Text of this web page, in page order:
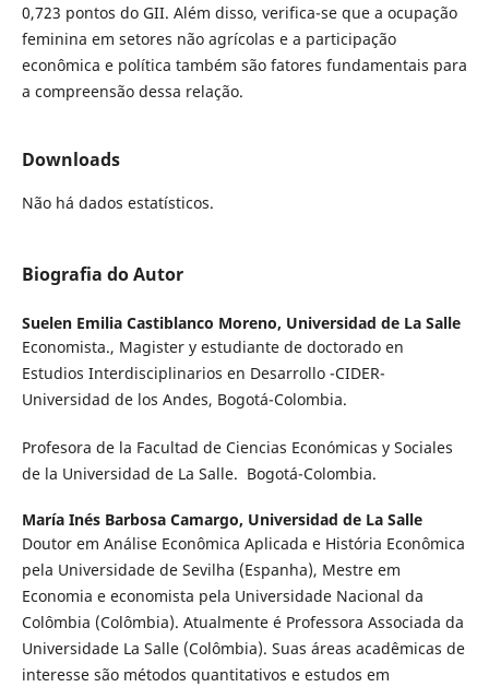
0,723 pontos do GII. Além disso, verifica-se que a ocupação
feminina em setores não agrícolas e a participação
econômica e política também são fatores fundamentais para
a compreensão dessa relação.
Downloads
Não há dados estatísticos.
Biografia do Autor
Suelen Emilia Castiblanco Moreno, Universidad de La Salle
Economista., Magister y estudiante de doctorado en
Estudios Interdisciplinarios en Desarrollo -CIDER-
Universidad de los Andes, Bogotá-Colombia.
Profesora de la Facultad de Ciencias Económicas y Sociales
de la Universidad de La Salle. Bogotá-Colombia.
María Inés Barbosa Camargo, Universidad de La Salle
Doutor em Análise Econômica Aplicada e História Econômica
pela Universidade de Sevilha (Espanha), Mestre em
Economia e economista pela Universidade Nacional da
Colômbia (Colômbia). Atualmente é Professora Associada da
Universidade La Salle (Colômbia). Suas áreas acadêmicas de
interesse são métodos quantitativos e estudos em